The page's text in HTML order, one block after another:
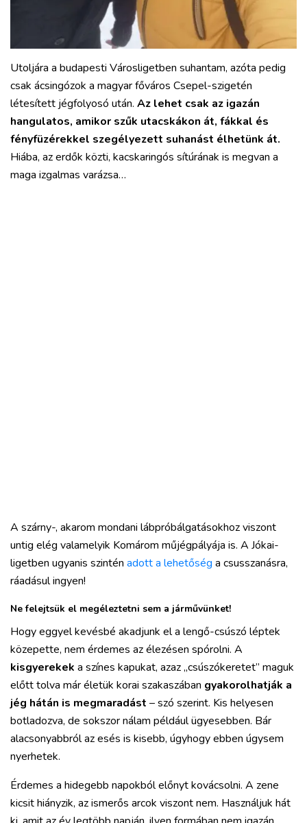
Utoljára a budapesti Városligetben suhantam, azóta pedig
csak ácsingózok a magyar főváros Csepel-szigetén
létesített jégfolyosó után. Az lehet csak az igazán
hangulatos, amikor szűk utacskákon át, fákkal és
fényfüzérekkel szegélyezett suhanást élhetünk át.
Hiába, az erdők közti, kacskaringós sítúrának is megvan a
maga izgalmas varázsa…
A szárny-, akarom mondani lábpróbálgatásokhoz viszont
untig elég valamelyik Komárom műjégpályája is. A Jókai-
ligetben ugyanis szintén adott a lehetőség a csusszanásra,
ráadásul ingyen!
Ne felejtsük el megéleztetni sem a járművünket!
Hogy eggyel kevésbé akadjunk el a lengő-csúszó léptek
közepette, nem érdemes az élezésen spórolni. A
kisgyerekek a színes kapukat, azaz „csúszókeretet” maguk
előtt tolva már életük korai szakaszában gyakorolhatják a
jég hátán is megmaradást – szó szerint. Kis helyesen
botladozva, de sokszor nálam például ügyesebben. Bár
alacsonyabbról az esés is kisebb, úgyhogy ebben úgysem
nyerhetek.
Érdemes a hidegebb napokból előnyt kovácsolni. A zene
kicsit hiányzik, az ismerős arcok viszont nem. Használjuk hát